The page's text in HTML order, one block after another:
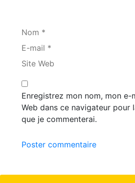
Nom *
E-mail *
Site Web
Enregistrez mon nom, mon
Web dans ce navigateur pour
que je commenterai.
Poster commentaire